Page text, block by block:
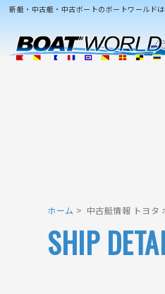
新艇・中古艇・中古ボートのボートワールド
ホーム 中古艇情報 トヨタ
SHIP